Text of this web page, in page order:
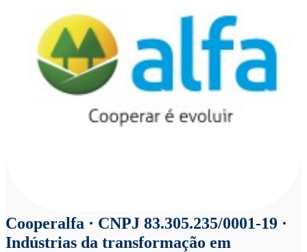
Cooperalfa · CNPJ 83.305.235/0001-19 ·
Indústrias da transformação em